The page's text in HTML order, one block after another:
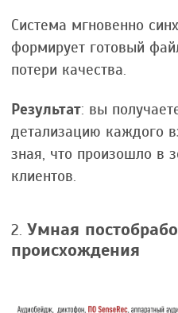
Система мгновенно
формирует готовый
потери качества.
Результат: вы
детализацию каждого
зная, что произошло в
клиентов.
Умная
происхождения